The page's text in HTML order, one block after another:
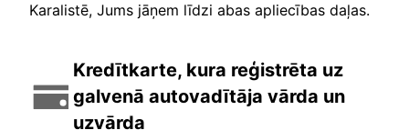
Karalistē, Jums jāņem līdzi abas apliecības daļas.
Kredītkarte, kura reģistrēta uz
galvenā autovadītāja vārda un
uzvārda